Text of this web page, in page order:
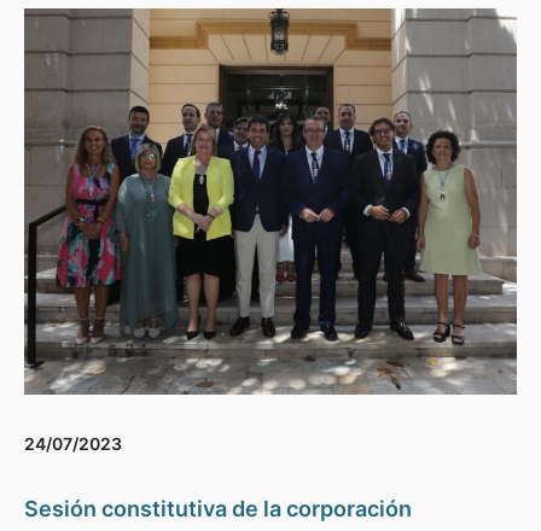
24/07/2023
Sesión constitutiva de la corporación